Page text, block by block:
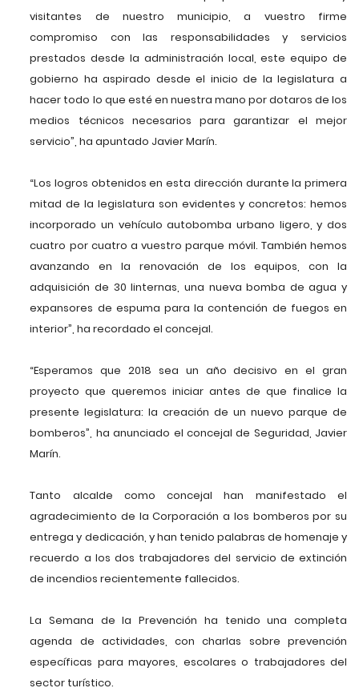
visitantes de nuestro municipio, a vuestro firme
compromiso con las responsabilidades y servicios
prestados desde la administración local, este equipo de
gobierno ha aspirado desde el inicio de la legislatura a
hacer todo lo que esté en nuestra mano por dotaros de los
medios técnicos necesarios para garantizar el mejor
servicio”, ha apuntado Javier Marín.
“Los logros obtenidos en esta dirección durante la primera
mitad de la legislatura son evidentes y concretos: hemos
incorporado un vehículo autobomba urbano ligero, y dos
cuatro por cuatro a vuestro parque móvil. También hemos
avanzando en la renovación de los equipos, con la
adquisición de 30 linternas, una nueva bomba de agua y
expansores de espuma para la contención de fuegos en
interior”, ha recordado el concejal.
“Esperamos que 2018 sea un año decisivo en el gran
proyecto que queremos iniciar antes de que finalice la
presente legislatura: la creación de un nuevo parque de
bomberos”, ha anunciado el concejal de Seguridad, Javier
Marín.
Tanto alcalde como concejal han manifestado el
agradecimiento de la Corporación a los bomberos por su
entrega y dedicación, y han tenido palabras de homenaje y
recuerdo a los dos trabajadores del servicio de extinción
de incendios recientemente fallecidos.
La Semana de la Prevención ha tenido una completa
agenda de actividades, con charlas sobre prevención
específicas para mayores, escolares o trabajadores del
sector turístico.